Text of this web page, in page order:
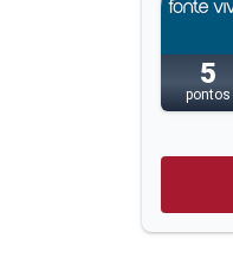
5
pontos